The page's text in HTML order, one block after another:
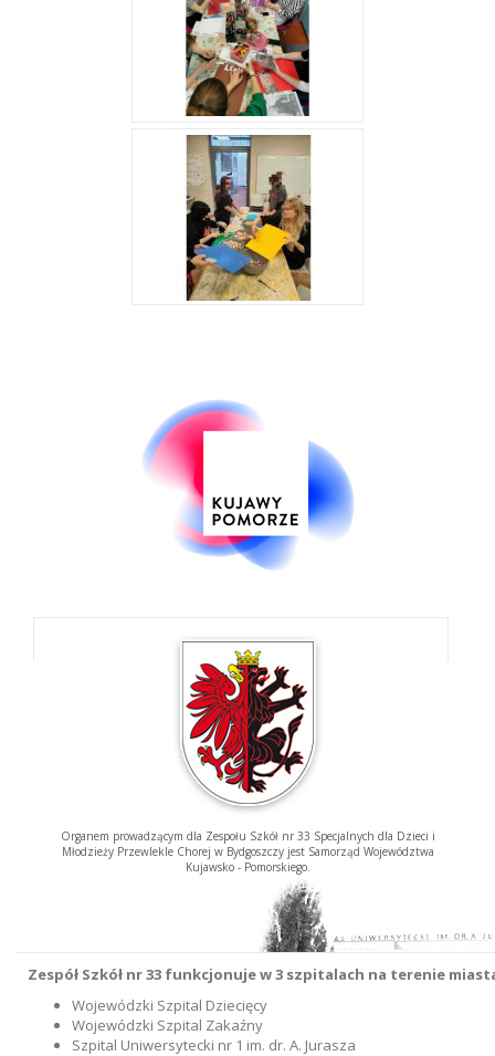
Organem prowadzącym dla Zespołu Szkół nr 33 Specjalnych dla Dzieci i
Młodzieży Przewlekle Chorej w Bydgoszczy jest Samorząd Województwa
Kujawsko - Pomorskiego.
Zespół Szkół nr 33 funkcjonuje w 3 szpitalach na terenie
Wojewódzki Szpital Dziecięcy
Wojewódzki Szpital Zakaźny
Szpital Uniwersytecki nr 1 im. dr. A. Jurasza